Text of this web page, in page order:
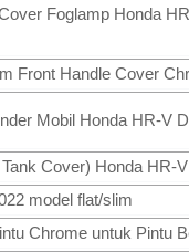
Foglamp Honda
Front Handle Cover
Mobil Honda HR-V
Cover) Honda HR-
model flat/slim
Chrome untuk Pintu